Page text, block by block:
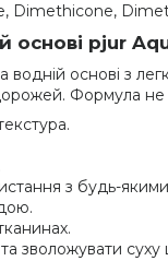
Dimethicone,
основі pjur
водній основі з
Формула не
з будь-
зволожувати суху